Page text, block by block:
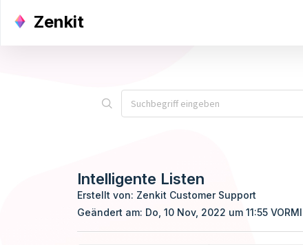
Zenkit
Intelligente Listen
Erstellt von: Zenkit Customer Support
Geändert am: Do, 10 Nov, 2022 um 11:55